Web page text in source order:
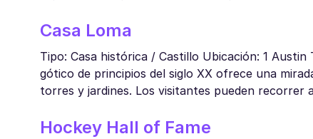
Casa Loma
Tipo: Casa histórica / Castillo Ubicación: 1
gótico de principios del siglo XX ofrece una
torres y jardines. Los visitantes pueden recorrer
Hockey Hall of Fame